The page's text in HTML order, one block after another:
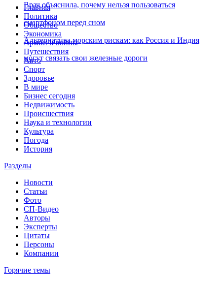
Врач объяснила, почему нельзя пользоваться
смартфоном перед сном
Альтернатива морским рискам: как Россия и Индия
могут связать свои железные дороги
Главная
Политика
Общество
Экономика
Армии и войны
Путешествия
Авто
Спорт
Здоровье
В мире
Бизнес сегодня
Недвижимость
Происшествия
Наука и технологии
Культура
Погода
История
Разделы
Новости
Статьи
Фото
СП-Видео
Авторы
Эксперты
Цитаты
Персоны
Компании
Горячие темы